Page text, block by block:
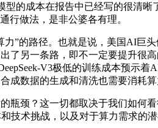
型的成本在报告中已经写的很清
行做法，是非公婆各有理。
”的路径。也就是说，美国AI巨
了另一条路，即不一定要提升很
V3极低的训练成本预示
成数据的生成和清洗也需要消耗算
颈？这一切都取决于我们如何看
技术挑战，以及对于算力需求的